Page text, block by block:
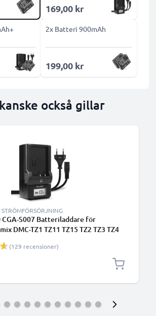
169,00 kr
2x Batteri 900mAh
199,00 kr
också gillar
CGA-S007 Batteriladdare för
DMC-TZ1 TZ11 TZ15 TZ2 TZ3 TZ4
(129 recensioner)